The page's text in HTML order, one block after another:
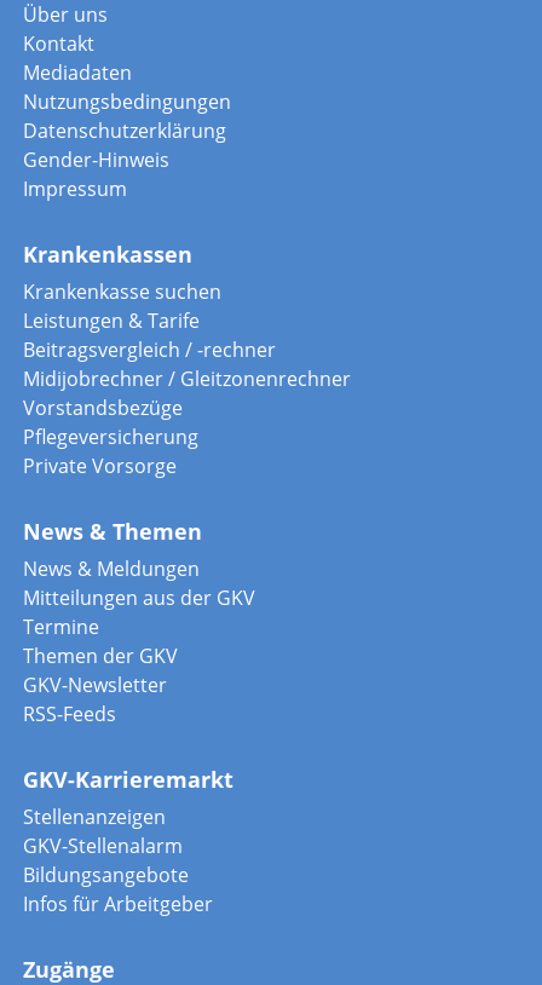
Über uns
Kontakt
Mediadaten
Nutzungsbedingungen
Datenschutzerklärung
Gender-Hinweis
Impressum
Krankenkassen
Krankenkasse suchen
Leistungen & Tarife
Beitragsvergleich / -rechner
Midijobrechner / Gleitzonenrechner
Vorstandsbezüge
Pflegeversicherung
Private Vorsorge
News & Themen
News & Meldungen
Mitteilungen aus der GKV
Termine
Themen der GKV
GKV-Newsletter
RSS-Feeds
GKV-Karrieremarkt
Stellenanzeigen
GKV-Stellenalarm
Bildungsangebote
Infos für Arbeitgeber
Zugänge